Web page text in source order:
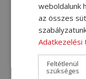
weboldalunk
az összes
Adatkezelési
Feltétlenül
szükséges